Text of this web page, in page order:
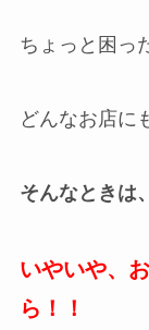
ちょっと困っ
どんなお店に
そんなときは、
いやいや、
ら！！